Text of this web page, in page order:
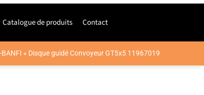
Catalogue de produits Contact
BANFI » Disque guidé Convoyeur GT5x5 11967019